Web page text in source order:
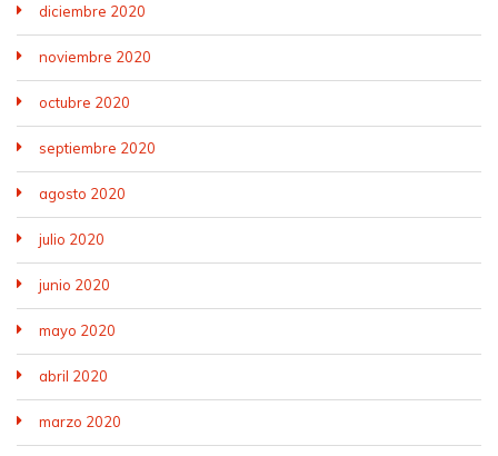
diciembre 2020
noviembre 2020
octubre 2020
septiembre 2020
agosto 2020
julio 2020
junio 2020
mayo 2020
abril 2020
marzo 2020